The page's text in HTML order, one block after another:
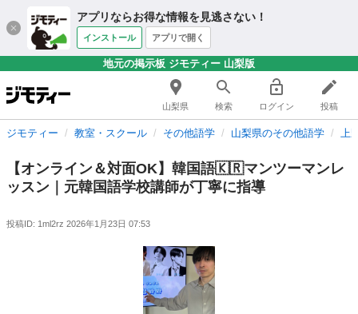
アプリならお得な情報を見逃さない！
インストール アプリで開く
地元の掲示板 ジモティー 山梨版
山梨県 検索 ログイン 投稿
ジモティー 教室・スクール その他語学 山梨県のその他語学 上
【オンライン＆対面OK】韓国語🇰🇷マンツーマンレ
ッスン｜元韓国語学校講師が丁寧に指導
投稿ID: 1ml2rz 2026年1月23日 07:53